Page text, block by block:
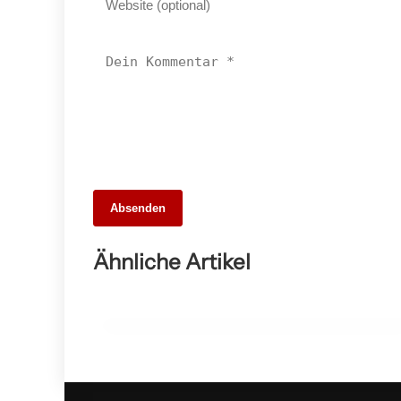
Absenden
Ähnliche Artikel
SV Remshalden feiert überzeugenden
5:1-Sieg gegen 1. FC Hohenacker in der